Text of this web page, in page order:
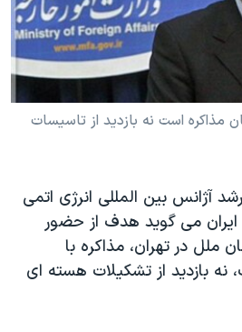
۲۰۲۴
مذاکره است نه بازدید از تاسیسات
آژانس بین المللی انرژی اتمی
ایران می گوید هدف از حضور
ملل در تهران، مذاکره با
نه بازدید از تشکیلات هسته ای